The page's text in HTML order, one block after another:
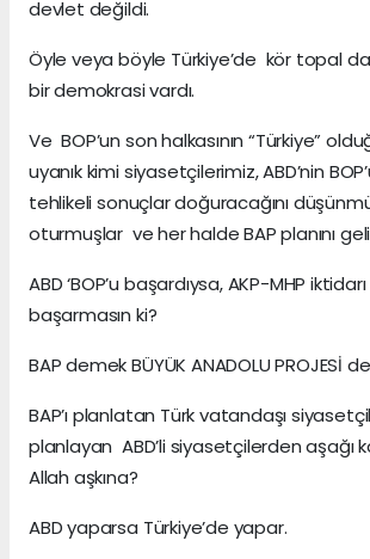
devlet değildi.
Öyle veya böyle Türkiye’de kör topal
bir demokrasi vardı.
Ve BOP’un son halkasının “Türkiye”
uyanık kimi siyasetçilerimiz, ABD’nin
tehlikeli sonuçlar doğuracağını
oturmuşlar ve her halde BAP planını
ABD ‘BOP’u başardıysa, AKP-MHP
başarmasın ki?
BAP demek BÜYÜK ANADOLU PROJESİ
BAP’ı planlatan Türk vatandaşı
planlayan ABD’li siyasetçilerden aşağı
Allah aşkına?
ABD yaparsa Türkiye’de yapar.